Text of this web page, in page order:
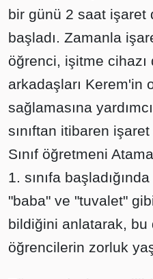
bir günü 2 saat işaret
başladı. Zamanla
öğrenci, işitme cihazı
arkadaşları Kerem'in
sağlamasına
sınıftan itibaren işaret
Sınıf öğretmeni
1. sınıfa
"baba" ve "tuvalet"
bildiğini anlatarak, bu
öğrencilerin zorluk